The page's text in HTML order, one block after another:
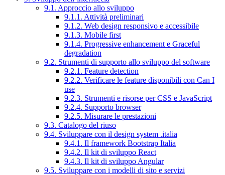
9.1. Approccio allo sviluppo
9.1.1. Attività preliminari
9.1.2. Web design responsivo e accessibile
9.1.3. Mobile first
9.1.4. Progressive enhancement e Graceful
degradation
9.2. Strumenti di supporto allo sviluppo del software
9.2.1. Feature detection
9.2.2. Verificare le feature disponibili con Can I
use
9.2.3. Strumenti e risorse per CSS e JavaScript
9.2.4. Supporto browser
9.2.5. Misurare le prestazioni
9.3. Catalogo del riuso
9.4. Sviluppare con il design system .italia
9.4.1. Il framework Bootstrap Italia
9.4.2. Il kit di sviluppo React
9.4.3. Il kit di sviluppo Angular
9.5. Sviluppare con i modelli di sito e servizi